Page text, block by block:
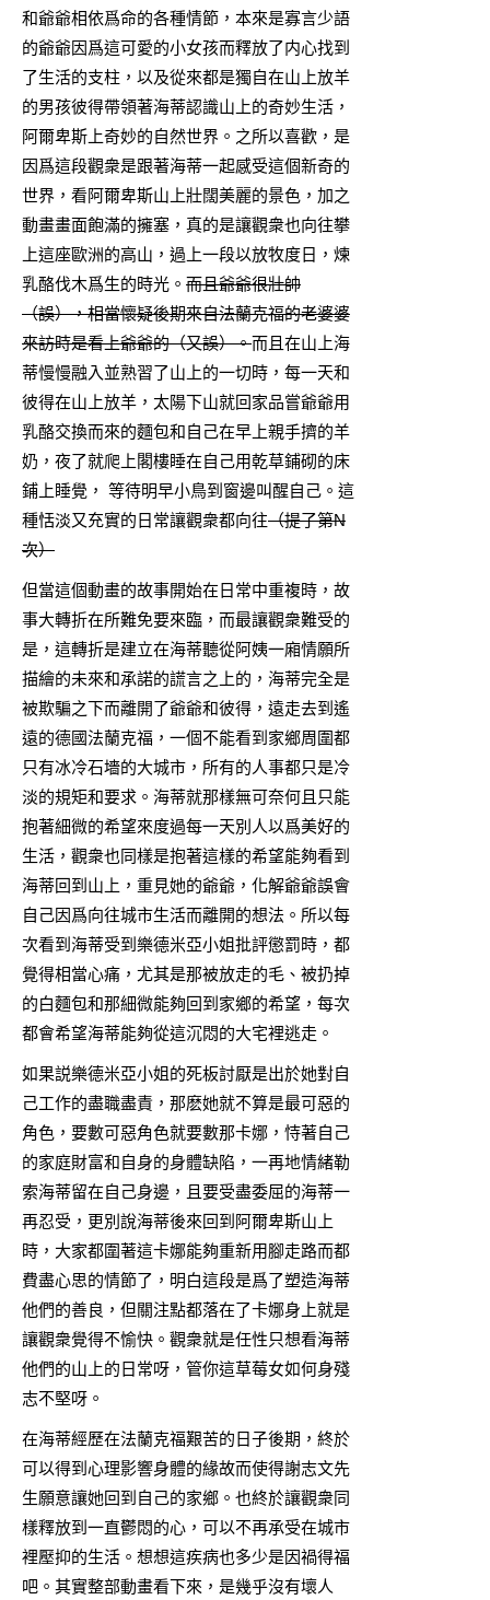
和爺爺相依爲命的各種情節，本來是寡言少語
的爺爺因爲這可愛的小女孩而釋放了内心找到
了生活的支柱，以及從來都是獨自在山上放羊
的男孩彼得帶領著海蒂認識山上的奇妙生活，
阿爾卑斯上奇妙的自然世界。之所以喜歡，是
因爲這段觀衆是跟著海蒂一起感受這個新奇的
世界，看阿爾卑斯山上壯闊美麗的景色，加之
動畫畫面飽滿的擁塞，真的是讓觀衆也向往攀
上這座歐洲的高山，過上一段以放牧度日，煉
乳酪伐木爲生的時光。 而且爺爺很壯帥
（誤），相當懷疑後期來自法蘭克福的老婆婆
來訪時是看上爺爺的（又誤）。而且在山上海
蒂慢慢融入並熟習了山上的一切時，每一天和
彼得在山上放羊，太陽下山就回家品嘗爺爺用
乳酪交換而來的麵包和自己在早上親手擠的羊
奶，夜了就爬上閣樓睡在自己用乾草鋪砌的床
鋪上睡覺， 等待明早小鳥到窗邊叫醒自己。這
種恬淡又充實的日常讓觀衆都向往（提了第N
次）
但當這個動畫的故事開始在日常中重複時，故
事大轉折在所難免要來臨，而最讓觀衆難受的
是，這轉折是建立在海蒂聽從阿姨一廂情願所
描繪的未來和承諾的謊言之上的，海蒂完全是
被欺騙之下而離開了爺爺和彼得，遠走去到遙
遠的德國法蘭克福，一個不能看到家鄉周圍都
只有冰冷石墻的大城市，所有的人事都只是冷
淡的規矩和要求。海蒂就那樣無可奈何且只能
抱著細微的希望來度過每一天別人以爲美好的
生活，觀衆也同樣是抱著這樣的希望能夠看到
海蒂回到山上，重見她的爺爺，化解爺爺誤會
自己因爲向往城市生活而離開的想法。所以每
次看到海蒂受到樂德米亞小姐批評懲罰時，都
覺得相當心痛，尤其是那被放走的毛、被扔掉
的白麵包和那細微能夠回到家鄉的希望，每次
都會希望海蒂能夠從這沉悶的大宅裡逃走。
如果説樂德米亞小姐的死板討厭是出於她對自
己工作的盡職盡責，那麽她就不算是最可惡的
角色，要數可惡角色就要數那卡娜，恃著自己
的家庭財富和自身的身體缺陷，一再地情緒勒
索海蒂留在自己身邊，且要受盡委屈的海蒂一
再忍受，更別說海蒂後來回到阿爾卑斯山上
時，大家都圍著這卡娜能夠重新用腳走路而都
費盡心思的情節了，明白這段是爲了塑造海蒂
他們的善良，但關注點都落在了卡娜身上就是
讓觀衆覺得不愉快。觀衆就是任性只想看海蒂
他們的山上的日常呀，管你這草莓女如何身殘
志不堅呀。
在海蒂經歷在法蘭克福艱苦的日子後期，終於
可以得到心理影響身體的緣故而使得謝志文先
生願意讓她回到自己的家鄉。也終於讓觀衆同
樣釋放到一直鬱悶的心，可以不再承受在城市
裡壓抑的生活。想想這疾病也多少是因禍得福
吧。其實整部動畫看下來，是幾乎沒有壞人